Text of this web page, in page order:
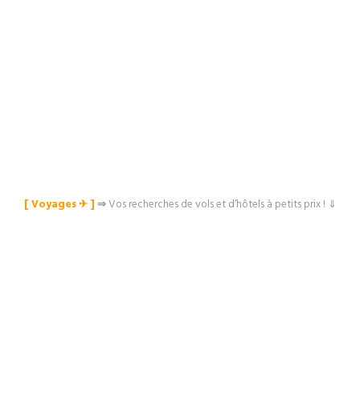
[ Voyages ✈︎ ]⇒Vos recherches de vols et d’hôtels à petits prix ! ⇓